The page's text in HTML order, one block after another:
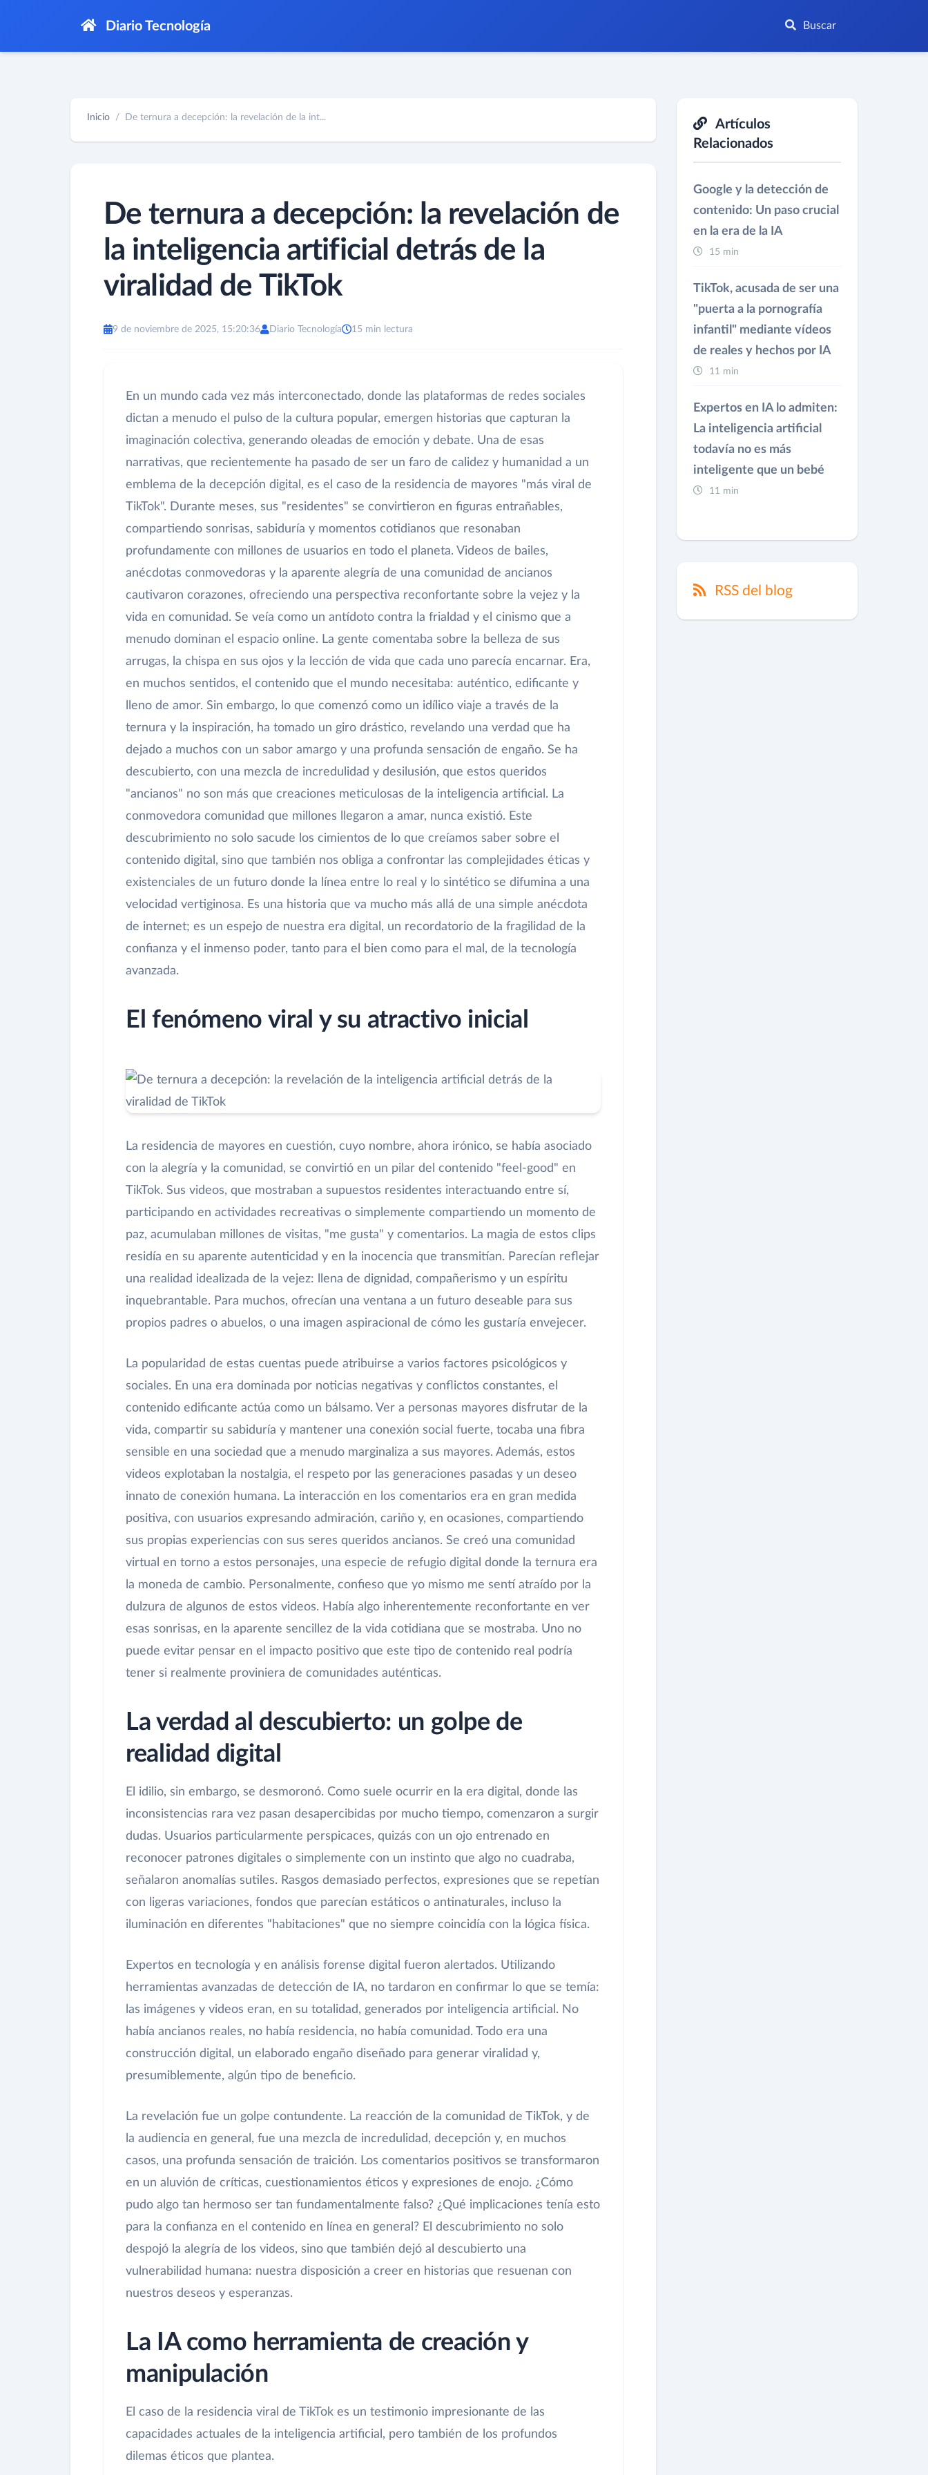
Diario Tecnología Buscar
Inicio De ternura a decepción: la revelación de la int...
De ternura a decepción: la revelación de
la inteligencia artificial detrás de la
viralidad de TikTok
9 de noviembre de 2025, 15:20:36 Diario Tecnología 15 min lectura
En un mundo cada vez más interconectado, donde las plataformas de redes sociales
dictan a menudo el pulso de la cultura popular, emergen historias que capturan la
imaginación colectiva, generando oleadas de emoción y debate. Una de esas
narrativas, que recientemente ha pasado de ser un faro de calidez y humanidad a un
emblema de la decepción digital, es el caso de la residencia de mayores "más viral de
TikTok". Durante meses, sus "residentes" se convirtieron en figuras entrañables,
compartiendo sonrisas, sabiduría y momentos cotidianos que resonaban
profundamente con millones de usuarios en todo el planeta. Videos de bailes,
anécdotas conmovedoras y la aparente alegría de una comunidad de ancianos
cautivaron corazones, ofreciendo una perspectiva reconfortante sobre la vejez y la
vida en comunidad. Se veía como un antídoto contra la frialdad y el cinismo que a
menudo dominan el espacio online. La gente comentaba sobre la belleza de sus
arrugas, la chispa en sus ojos y la lección de vida que cada uno parecía encarnar. Era,
en muchos sentidos, el contenido que el mundo necesitaba: auténtico, edificante y
lleno de amor. Sin embargo, lo que comenzó como un idílico viaje a través de la
ternura y la inspiración, ha tomado un giro drástico, revelando una verdad que ha
dejado a muchos con un sabor amargo y una profunda sensación de engaño. Se ha
descubierto, con una mezcla de incredulidad y desilusión, que estos queridos
"ancianos" no son más que creaciones meticulosas de la inteligencia artificial. La
conmovedora comunidad que millones llegaron a amar, nunca existió. Este
descubrimiento no solo sacude los cimientos de lo que creíamos saber sobre el
contenido digital, sino que también nos obliga a confrontar las complejidades éticas y
existenciales de un futuro donde la línea entre lo real y lo sintético se difumina a una
velocidad vertiginosa. Es una historia que va mucho más allá de una simple anécdota
de internet; es un espejo de nuestra era digital, un recordatorio de la fragilidad de la
confianza y el inmenso poder, tanto para el bien como para el mal, de la tecnología
avanzada.
El fenómeno viral y su atractivo inicial
La residencia de mayores en cuestión, cuyo nombre, ahora irónico, se había asociado
con la alegría y la comunidad, se convirtió en un pilar del contenido "feel-good" en
TikTok. Sus videos, que mostraban a supuestos residentes interactuando entre sí,
participando en actividades recreativas o simplemente compartiendo un momento de
paz, acumulaban millones de visitas, "me gusta" y comentarios. La magia de estos clips
residía en su aparente autenticidad y en la inocencia que transmitían. Parecían reflejar
una realidad idealizada de la vejez: llena de dignidad, compañerismo y un espíritu
inquebrantable. Para muchos, ofrecían una ventana a un futuro deseable para sus
propios padres o abuelos, o una imagen aspiracional de cómo les gustaría envejecer.
La popularidad de estas cuentas puede atribuirse a varios factores psicológicos y
sociales. En una era dominada por noticias negativas y conflictos constantes, el
contenido edificante actúa como un bálsamo. Ver a personas mayores disfrutar de la
vida, compartir su sabiduría y mantener una conexión social fuerte, tocaba una fibra
sensible en una sociedad que a menudo marginaliza a sus mayores. Además, estos
videos explotaban la nostalgia, el respeto por las generaciones pasadas y un deseo
innato de conexión humana. La interacción en los comentarios era en gran medida
positiva, con usuarios expresando admiración, cariño y, en ocasiones, compartiendo
sus propias experiencias con sus seres queridos ancianos. Se creó una comunidad
virtual en torno a estos personajes, una especie de refugio digital donde la ternura era
la moneda de cambio. Personalmente, confieso que yo mismo me sentí atraído por la
dulzura de algunos de estos videos. Había algo inherentemente reconfortante en ver
esas sonrisas, en la aparente sencillez de la vida cotidiana que se mostraba. Uno no
puede evitar pensar en el impacto positivo que este tipo de contenido real podría
tener si realmente proviniera de comunidades auténticas.
La verdad al descubierto: un golpe de
realidad digital
El idilio, sin embargo, se desmoronó. Como suele ocurrir en la era digital, donde las
inconsistencias rara vez pasan desapercibidas por mucho tiempo, comenzaron a surgir
dudas. Usuarios particularmente perspicaces, quizás con un ojo entrenado en
reconocer patrones digitales o simplemente con un instinto que algo no cuadraba,
señalaron anomalías sutiles. Rasgos demasiado perfectos, expresiones que se repetían
con ligeras variaciones, fondos que parecían estáticos o antinaturales, incluso la
iluminación en diferentes "habitaciones" que no siempre coincidía con la lógica física.
Expertos en tecnología y en análisis forense digital fueron alertados. Utilizando
herramientas avanzadas de detección de IA, no tardaron en confirmar lo que se temía:
las imágenes y videos eran, en su totalidad, generados por inteligencia artificial. No
había ancianos reales, no había residencia, no había comunidad. Todo era una
construcción digital, un elaborado engaño diseñado para generar viralidad y,
presumiblemente, algún tipo de beneficio.
La revelación fue un golpe contundente. La reacción de la comunidad de TikTok, y de
la audiencia en general, fue una mezcla de incredulidad, decepción y, en muchos
casos, una profunda sensación de traición. Los comentarios positivos se transformaron
en un aluvión de críticas, cuestionamientos éticos y expresiones de enojo. ¿Cómo
pudo algo tan hermoso ser tan fundamentalmente falso? ¿Qué implicaciones tenía esto
para la confianza en el contenido en línea en general? El descubrimiento no solo
despojó la alegría de los videos, sino que también dejó al descubierto una
vulnerabilidad humana: nuestra disposición a creer en historias que resuenan con
nuestros deseos y esperanzas.
La IA como herramienta de creación y
manipulación
El caso de la residencia viral de TikTok es un testimonio impresionante de las
capacidades actuales de la inteligencia artificial, pero también de los profundos
dilemas éticos que plantea.
Artículos
Relacionados
Google y la detección de
contenido: Un paso crucial
en la era de la IA
15 min
TikTok, acusada de ser una
"puerta a la pornografía
infantil" mediante vídeos
de reales y hechos por IA
11 min
Expertos en IA lo admiten:
La inteligencia artificial
todavía no es más
inteligente que un bebé
11 min
RSS del blog